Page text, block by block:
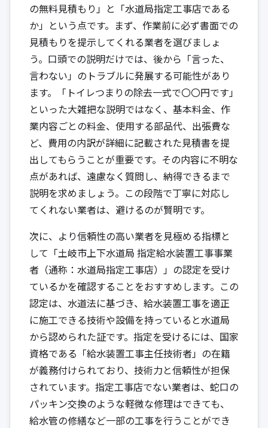
の無料見積もり」と「水道局指定工事店である
か」という点です。まず、作業前に必ず書面での
見積もりを提示してくれる業者を選びましょ
う。口頭での説明だけでは、後から「言った、
言わない」のトラブルに発展する可能性があり
ます。「トイレつまりの除去一式で〇〇円です」
といった大雑把な説明ではなく、基本料金、作
業内容ごとの料金、使用する部品代、出張費な
ど、費用の内訳が詳細に記載された見積書を提
出してもらうことが重要です。その内容に不明な
点があれば、遠慮なく質問し、納得できるまで
説明を求めましょう。この段階で丁寧に対応し
てくれない業者は、避けるのが賢明です。
次に、より信頼性の高い業者を見極める指標と
して「土岐市上下水道局 指定給水装置工事事業
者（通称：水道局指定工事店）」の認定を受け
ているかを確認することをおすすめします。この
認定は、水道法に基づき、給水装置工事を適正
に施工できる技術や設備を持っていると水道局
から認められた証です。指定を受けるには、国家
資格である「給水装置工事主任技術者」の在籍
が義務付けられており、技術力と信頼性が担保
されています。指定工事店でない業者は、蛇口の
パッキン交換のような軽微な修理はできても、
給水管の修繕など一部の工事を行うことができ